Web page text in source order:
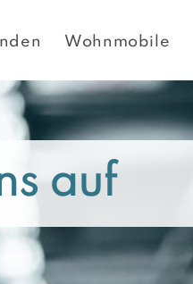
Wohnmobile
auf